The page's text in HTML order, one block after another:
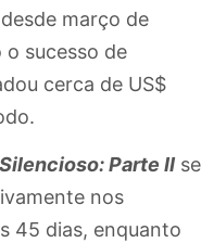
março de
sucesso de
cerca de US$
Parte IIse
nos
45 dias, enquanto